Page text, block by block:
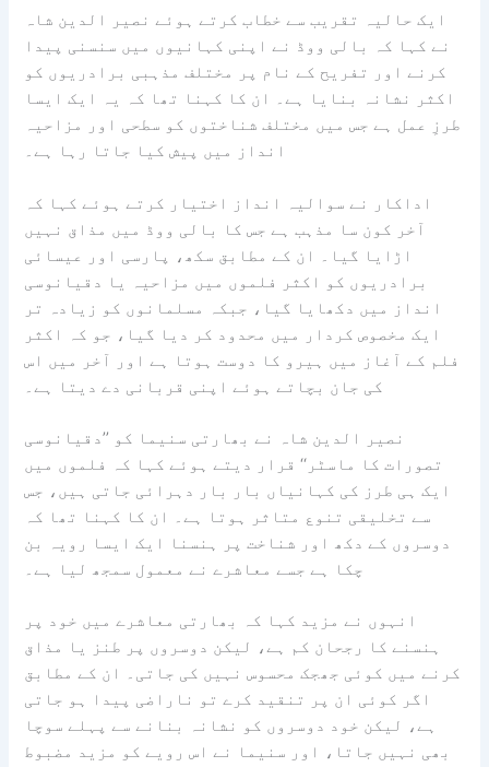
ایک حالیہ تقریب سے خطاب کرتے ہوئے نصیر الدین شاہ
نے کہا کہ بالی ووڈ نے اپنی کہانیوں میں سنسنی پیدا
کرنے اور تفریح کے نام پر مختلف مذہبی برادریوں کو
اکثر نشانہ بنایا ہے۔ ان کا کہنا تھا کہ یہ ایک ایسا
طرزِ عمل ہے جس میں مختلف شناختوں کو سطحی اور مزاحیہ
انداز میں پیش کیا جاتا رہا ہے۔
اداکار نے سوالیہ انداز اختیار کرتے ہوئے کہا کہ
آخر کون سا مذہب ہے جس کا بالی ووڈ میں مذاق نہیں
اڑایا گیا۔ ان کے مطابق سکھ، پارسی اور عیسائی
برادریوں کو اکثر فلموں میں مزاحیہ یا دقیانوسی
انداز میں دکھایا گیا، جبکہ مسلمانوں کو زیادہ تر
ایک مخصوص کردار میں محدود کر دیا گیا، جو کہ اکثر
فلم کے آغاز میں ہیرو کا دوست ہوتا ہے اور آخر میں اس
کی جان بچاتے ہوئے اپنی قربانی دے دیتا ہے۔
نصیر الدین شاہ نے بھارتی سنیما کو ’’دقیانوسی
تصورات کا ماسٹر‘‘ قرار دیتے ہوئے کہا کہ فلموں میں
ایک ہی طرز کی کہانیاں بار بار دہرائی جاتی ہیں، جس
سے تخلیقی تنوع متاثر ہوتا ہے۔ ان کا کہنا تھا کہ
دوسروں کے دکھ اور شناخت پر ہنسنا ایک ایسا رویہ بن
چکا ہے جسے معاشرے نے معمول سمجھ لیا ہے۔
انہوں نے مزید کہا کہ بھارتی معاشرے میں خود پر
ہنسنے کا رجحان کم ہے، لیکن دوسروں پر طنز یا مذاق
کرنے میں کوئی جھجک محسوس نہیں کی جاتی۔ ان کے مطابق
اگر کوئی ان پر تنقید کرے تو ناراضی پیدا ہو جاتی
ہے، لیکن خود دوسروں کو نشانہ بنانے سے پہلے سوچا
بھی نہیں جاتا، اور سنیما نے اس رویے کو مزید مضبوط